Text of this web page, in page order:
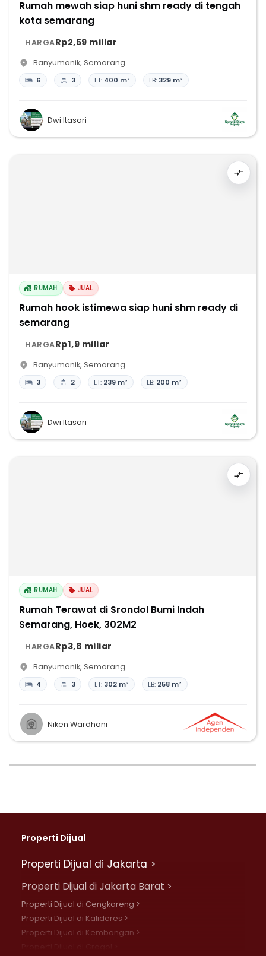
Rumah mewah siap huni shm ready di tengah
kota semarang
HARGARp2,59 miliar
Banyumanik, Semarang
6 3 LT: 400 m² LB: 329 m²
Dwi Itasari
RUMAH JUAL
Rumah hook istimewa siap huni shm ready di
semarang
HARGARp1,9 miliar
Banyumanik, Semarang
3 2 LT: 239 m² LB: 200 m²
Dwi Itasari
RUMAH JUAL
Rumah Terawat di Srondol Bumi Indah
Semarang, Hoek, 302M2
HARGARp3,8 miliar
Banyumanik, Semarang
4 3 LT: 302 m² LB: 258 m²
Niken Wardhani
Properti Dijual
Properti Dijual di Jakarta >
Properti Dijual di Jakarta Barat >
Properti Dijual di Cengkareng >
Properti Dijual di Kalideres >
Properti Dijual di Kembangan >